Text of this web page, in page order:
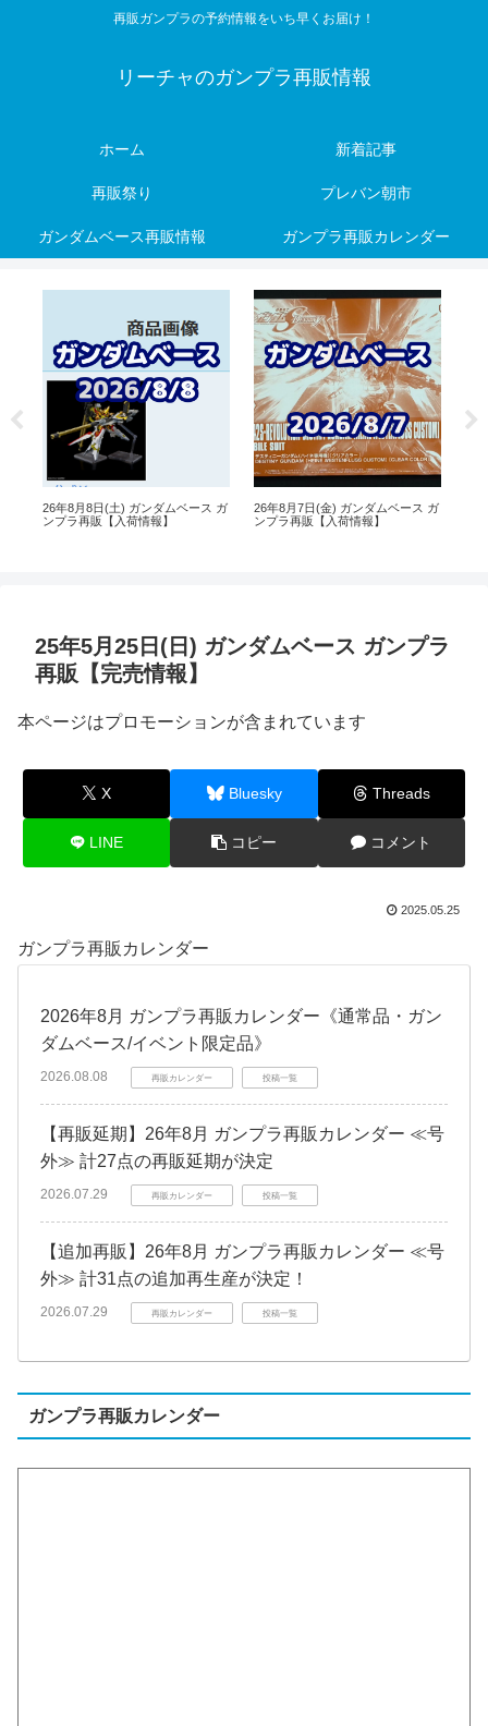
再販ガンプラの予約情報をいち早くお届け！
リーチャのガンプラ再販情報
ホーム 新着記事
再販祭り プレバン朝市
ガンダムベース再販情報 ガンプラ再販カレンダー
26年8月8日(土) ガンダムベース ガ
ンプラ再販【入荷情報】
26年8月7日(金) ガンダムベース ガ
ンプラ再販【入荷情報】
25年5月25日(日) ガンダムベース ガンプラ
再販【完売情報】
本ページはプロモーションが含まれています
X Bluesky Threads
LINE コピー コメント
2025.05.25
ガンプラ再販カレンダー
2026年8月 ガンプラ再販カレンダー《通常品・ガン
ダムベース/イベント限定品》
2026.08.08 再販カレンダー 投稿一覧
【再販延期】26年8月 ガンプラ再販カレンダー ≪号
外≫ 計27点の再販延期が決定
2026.07.29 再販カレンダー 投稿一覧
【追加再販】26年8月 ガンプラ再販カレンダー ≪号
外≫ 計31点の追加再生産が決定！
2026.07.29 再販カレンダー 投稿一覧
ガンプラ再販カレンダー